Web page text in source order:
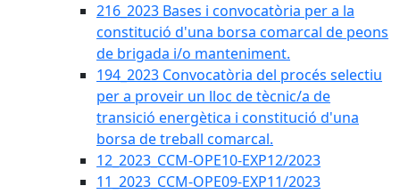
216_2023 Bases i convocatòria per a la
constitució d'una borsa comarcal de peons
de brigada i/o manteniment.
194_2023 Convocatòria del procés selectiu
per a proveir un lloc de tècnic/a de
transició energètica i constitució d'una
borsa de treball comarcal.
12_2023_CCM-OPE10-EXP12/2023
11_2023_CCM-OPE09-EXP11/2023